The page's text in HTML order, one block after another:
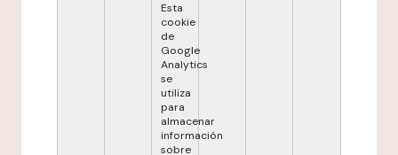
Esta
cookie
de
Google
Analytics
se
utiliza
para
almacenar
información
sobre